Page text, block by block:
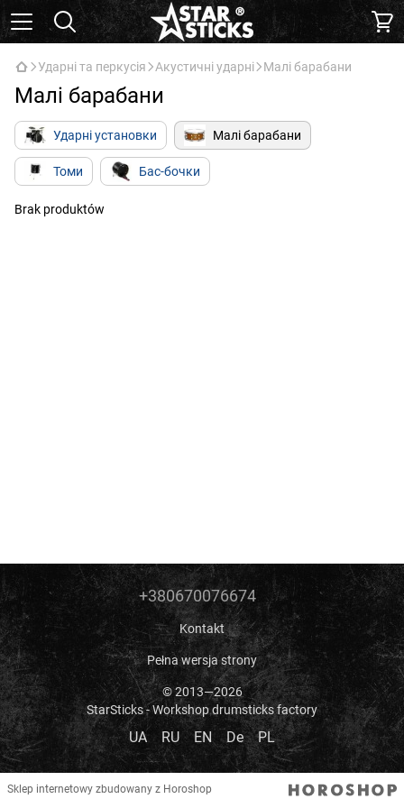
Ударні та перкусія Акустичні ударні Малі барабани
Малі барабани
Ударні установки Малі барабани
Томи Бас-бочки
Brak produktów
+380670076674
Kontakt
Pełna wersja strony
© 2013—2026
StarSticks - Workshop drumsticks factory
UA RU EN De PL
Sklep internetowy zbudowany z Horoshop